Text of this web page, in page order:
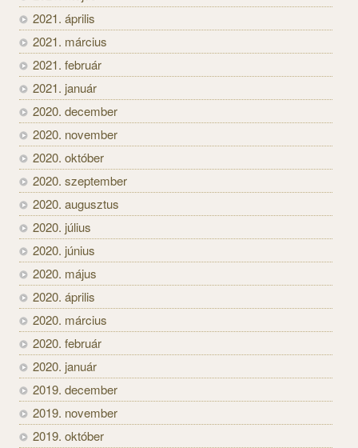
2021. április
2021. március
2021. február
2021. január
2020. december
2020. november
2020. október
2020. szeptember
2020. augusztus
2020. július
2020. június
2020. május
2020. április
2020. március
2020. február
2020. január
2019. december
2019. november
2019. október